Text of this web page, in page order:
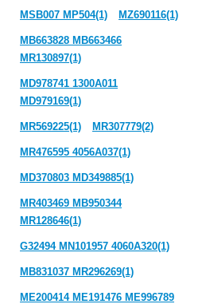
MSB007 MP504(1) MZ690116(1)
MB663828 MB663466
MR130897(1)
MD978741 1300A011
MD979169(1)
MR569225(1) MR307779(2)
MR476595 4056A037(1)
MD370803 MD349885(1)
MR403469 MB950344
MR128646(1)
G32494 MN101957 4060A320(1)
MB831037 MR296269(1)
ME200414 ME191476 ME996789